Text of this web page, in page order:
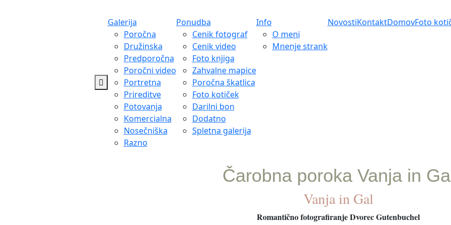
Galerija
Poročna
Družinska
Predporočna
Poročni video
Portretna
Prireditve
Potovanja
Komercialna
Nosečniška
Razno
Ponudba
Cenik fotograf
Cenik video
Foto knjiga
Zahvalne mapice
Poročna škatlica
Foto kotiček
Darilni bon
Dodatno
Spletna galerija
Info
O meni
Mnenje strank
NovostiKontaktDomovFoto
Čarobna poroka Vanja in
Vanja in Gal
Romantično fotografiranje Dvorec Gutenbuchel